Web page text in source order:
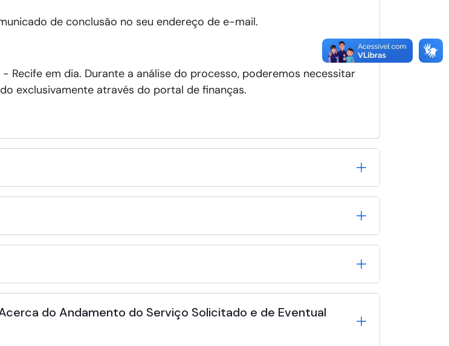
de conclusão no seu endereço de e-mail.
Recife em dia. Durante a análise do processo, poderemos necessitar
exclusivamente através do portal de finanças.
do Andamento do Serviço Solicitado e de Eventual